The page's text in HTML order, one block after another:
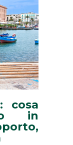
cosa
in